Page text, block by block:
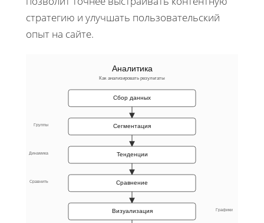
стратегию и улучшать пользовательский
опыт на сайте.
Аналитика
Как анализировать результаты
Сбор данных
Сегментация
Тенденции
Сравнение
Визуализация
Группы
Динамика
Сравнить
Графики